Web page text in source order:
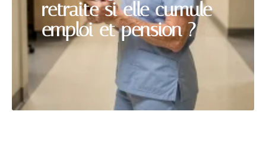
retraite si elle cumule
emploi et pension ?